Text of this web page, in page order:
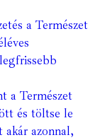
a Természet
a Természet
és töltse le
akár azonnal,